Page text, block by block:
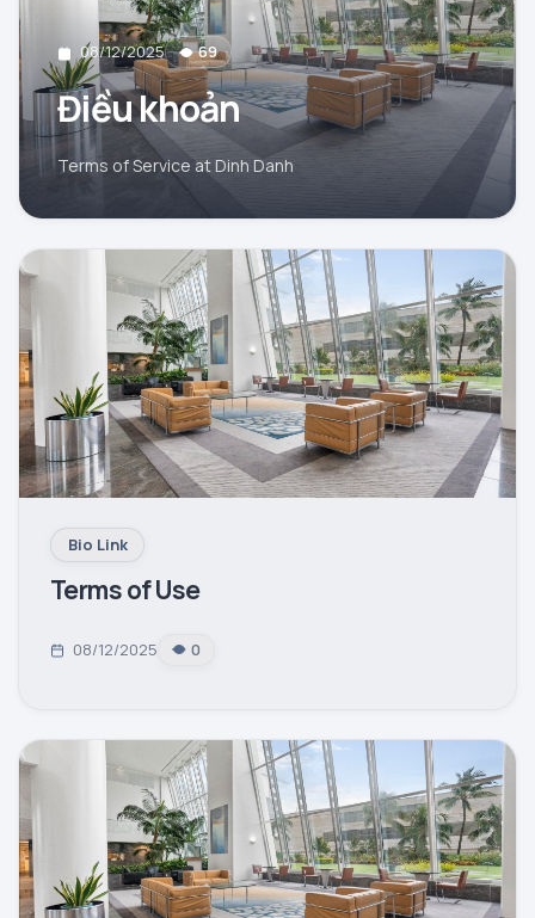
08/12/2025 69
Điều khoản
Terms of Service at Dinh Danh
Bio Link
Terms of Use
08/12/2025 0